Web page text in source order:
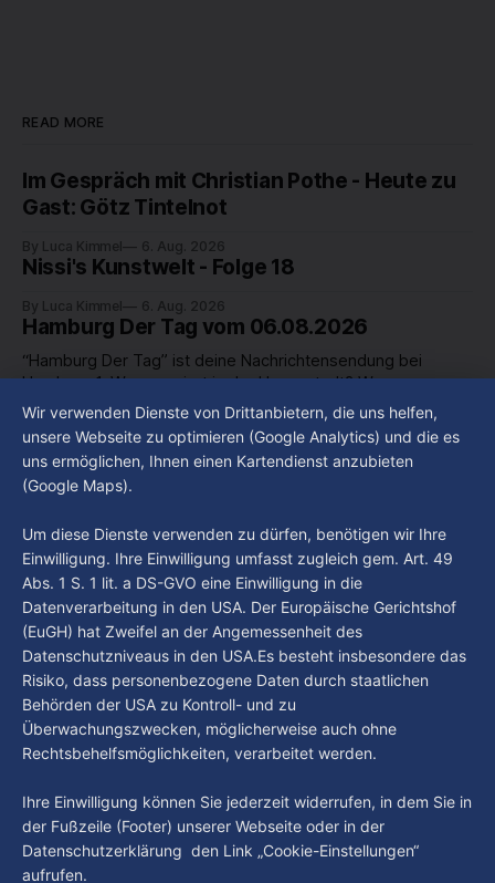
READ MORE
Im Gespräch mit Christian Pothe - Heute zu
Gast: Götz Tintelnot
By Luca Kimmel 6. Aug. 2026
Nissi's Kunstwelt - Folge 18
By Luca Kimmel 6. Aug. 2026
Hamburg Der Tag vom 06.08.2026
“Hamburg Der Tag” ist deine Nachrichtensendung bei
Hamburg 1. Was passiert in der Hansestadt? Was
beschäftigt die Hamburgerinnen und Hamburger? Was steht
in unserer Stadt an? Fragen, die von Montag bis Freitag LIVE
um 18 Uhr beantwortet werden - auf YouTube und im TV.
By Luca Kimmel 6. Aug. 2026
Hamburg Der Tag vom 05.08.2026
“Hamburg Der Tag” ist deine Nachrichtensendung bei
Hamburg 1. Was passiert in der Hansestadt? Was
in unserer Stadt an? Fragen, die von Montag bis Freitag LIVE
um 18 Uhr beantwortet werden - auf YouTube und im TV.
By Luca Kimmel 5. Aug. 2026
Wir verwenden Dienste von Drittanbietern, die uns helfen,
unsere Webseite zu optimieren (Google Analytics) und die es
uns ermöglichen, Ihnen einen Kartendienst anzubieten
(Google Maps).
Um diese Dienste verwenden zu dürfen, benötigen wir Ihre
Einwilligung. Ihre Einwilligung umfasst zugleich gem. Art. 49
Abs. 1 S. 1 lit. a DS-GVO eine Einwilligung in die
Datenverarbeitung in den USA. Der Europäische Gerichtshof
(EuGH) hat Zweifel an der Angemessenheit des
Datenschutzniveaus in den USA.Es besteht insbesondere das
Risiko, dass personenbezogene Daten durch staatlichen
Behörden der USA zu Kontroll- und zu
Überwachungszwecken, möglicherweise auch ohne
Rechtsbehelfsmöglichkeiten, verarbeitet werden.
Ihre Einwilligung können Sie jederzeit widerrufen, in dem Sie in
der Fußzeile (Footer) unserer Webseite oder in der
Datenschutzerklärung den Link „Cookie-Einstellungen“
aufrufen.